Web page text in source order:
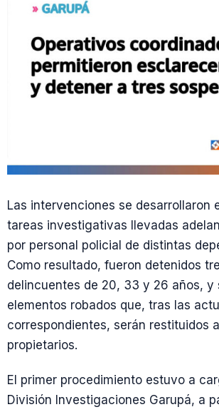
Las intervenciones se desarrollaron
tareas investigativas llevadas
por personal policial de distintas
Como resultado, fueron detenidos
delincuentes de 20, 33 y 26 años, y
elementos robados que, tras las
correspondientes, serán restituidos
propietarios.
El primer procedimiento estuvo a
División Investigaciones Garupá, a